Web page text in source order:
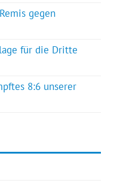
gegen
für die Dritte
8:6 unserer